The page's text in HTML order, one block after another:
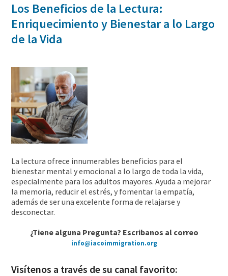
Los Beneficios de la Lectura:
Enriquecimiento y Bienestar a lo Largo
de la Vida
La lectura ofrece innumerables beneficios para el
bienestar mental y emocional a lo largo de toda la vida,
especialmente para los adultos mayores. Ayuda a mejorar
la memoria, reducir el estrés, y fomentar la empatía,
además de ser una excelente forma de relajarse y
desconectar.
¿Tiene alguna Pregunta? Escribanos al correo
info@iacoimmigration.org
Visítenos a través de su canal favorito: